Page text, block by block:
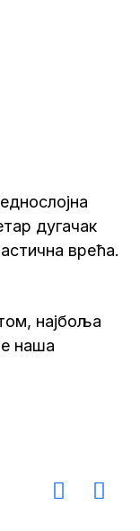
дугачак
врећа.
најбоља
наша